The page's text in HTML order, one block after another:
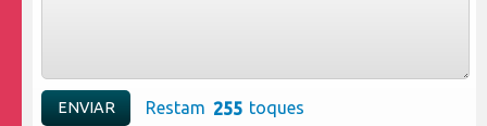
Restam toques